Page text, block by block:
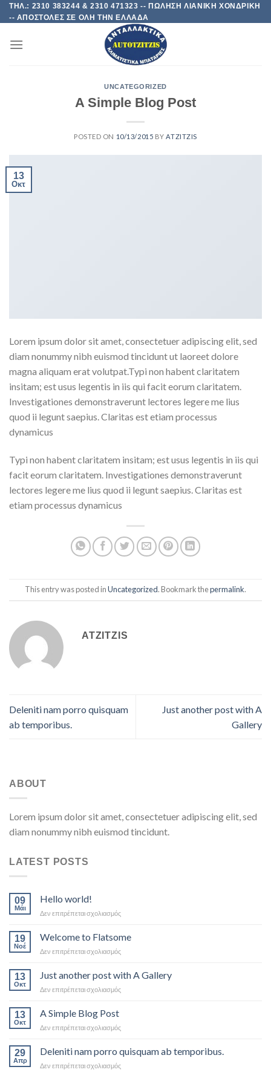
Skip
to
ΤΗΛ.: 2310 383244 & 2310 471323 -- ΠΩΛΗΣΗ ΛΙΑΝΙΚΗ ΧΟΝΔΡΙΚΗ
-- ΑΠΟΣΤΟΛΕΣ ΣΕ ΟΛΗ ΤΗΝ ΕΛΛΑΔΑ
UNCATEGORIZED
A Simple Blog Post
POSTED ON 10/13/2015 BY ATZITZIS
13
Οκτ
Lorem ipsum dolor sit amet, consectetuer adipiscing elit, sed
diam nonummy nibh euismod tincidunt ut laoreet dolore
magna aliquam erat volutpat.Typi non habent claritatem
insitam; est usus legentis in iis qui facit eorum claritatem.
Investigationes demonstraverunt lectores legere me lius
quod ii legunt saepius. Claritas est etiam processus
dynamicus
Typi non habent claritatem insitam; est usus legentis in iis qui
facit eorum claritatem. Investigationes demonstraverunt
lectores legere me lius quod ii legunt saepius. Claritas est
etiam processus dynamicus
This entry was posted inUncategorized. Bookmark thepermalink.
ATZITZIS
Deleniti nam porro quisquam
ab temporibus.
Just another post with A
Gallery
ABOUT
Lorem ipsum dolor sit amet, consectetuer adipiscing elit, sed
diam nonummy nibh euismod tincidunt.
LATEST POSTS
09
Μάι
Hello world!
Δεν επιτρέπεται σχολιασμόςστο
19
Νοέ
Welcome to Flatsome
Δεν επιτρέπεται σχολιασμόςστο
to
Flatsome
13
Οκτ
Just another post with A Gallery
Δεν επιτρέπεται σχολιασμόςστο
with
Gallery
13
Οκτ
A Simple Blog Post
Δεν επιτρέπεται σχολιασμόςστο
Simple
Blog
Post
29
Απρ
Deleniti nam porro quisquam ab temporibus.
Δεν επιτρέπεται σχολιασμόςστο